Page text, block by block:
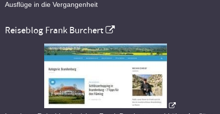
Ausflüge in die Vergangenheit
Reiseblog Frank Burchert